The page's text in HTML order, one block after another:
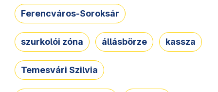
Ferencváros-Soroksár
szurkolói zóna állásbörze kassza
Temesvári Szilvia